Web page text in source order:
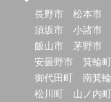
長野市 松本市
須坂市
小諸市
飯山市
茅野市
安曇野市
箕輪町
御代田町
南箕
松川町
山ノ内町